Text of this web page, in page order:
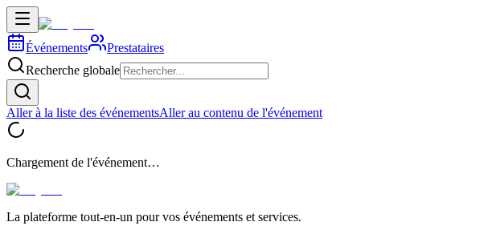
Événements
Prestataires
Recherche globale
Aller à la liste des événementsAller au contenu de l'événement
Chargement de l'événement…
La plateforme tout-en-un pour vos événements et services.